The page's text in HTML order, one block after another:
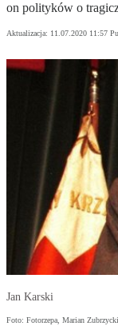
on polityków o
Aktualizacja: 11.07.2020 11:57
Jan Karski
Foto: Fotorzepa, Marian Zubrzycki